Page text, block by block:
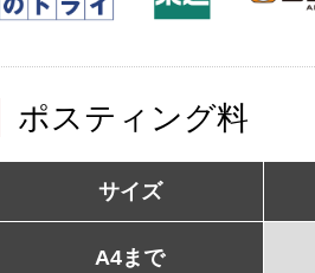
ポスティング料
サイズ
A4まで